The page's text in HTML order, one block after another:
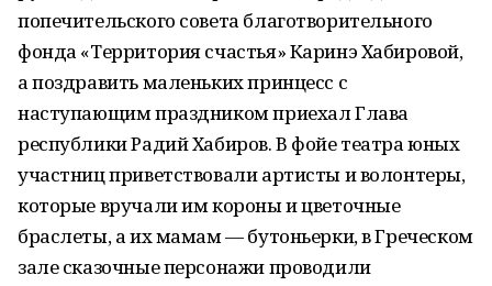
попечительского совета благотворительного
фонда «Территория счастья» Каринэ Хабировой,
а поздравить маленьких принцесс с
наступающим праздником приехал Глава
республики Радий Хабиров. В фойе театра юных
участниц приветствовали артисты и волонтеры,
которые вручали им короны и цветочные
браслеты, а их мамам — бутоньерки, в Греческом
зале сказочные персонажи проводили